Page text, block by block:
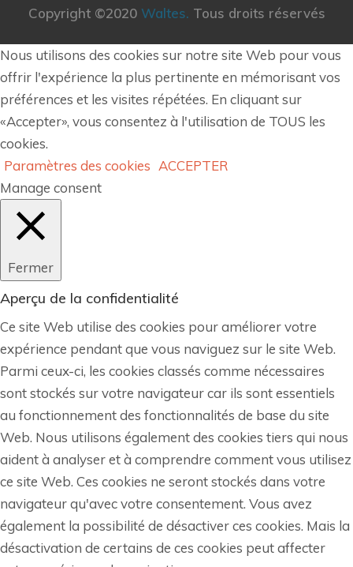
Copyright ©2020 Waltes. Tous droits réservés
Nous utilisons des cookies sur notre site Web pour vous
offrir l'expérience la plus pertinente en mémorisant vos
préférences et les visites répétées. En cliquant sur
«Accepter», vous consentez à l'utilisation de TOUS les
cookies.
Paramètres des cookies ACCEPTER
Manage consent
Fermer
Aperçu de la confidentialité
Ce site Web utilise des cookies pour améliorer votre
expérience pendant que vous naviguez sur le site Web.
Parmi ceux-ci, les cookies classés comme nécessaires
sont stockés sur votre navigateur car ils sont essentiels
au fonctionnement des fonctionnalités de base du site
Web. Nous utilisons également des cookies tiers qui nous
aident à analyser et à comprendre comment vous utilisez
ce site Web. Ces cookies ne seront stockés dans votre
navigateur qu'avec votre consentement. Vous avez
également la possibilité de désactiver ces cookies. Mais la
désactivation de certains de ces cookies peut affecter